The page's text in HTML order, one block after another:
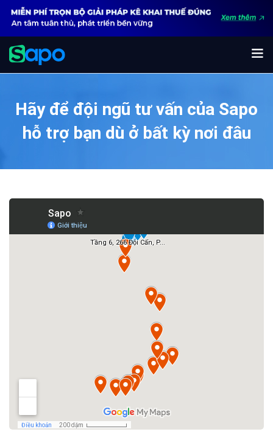
Hãy để đội ngũ tư vấn của Sapo
hỗ trợ bạn dù ở bất kỳ nơi đâu